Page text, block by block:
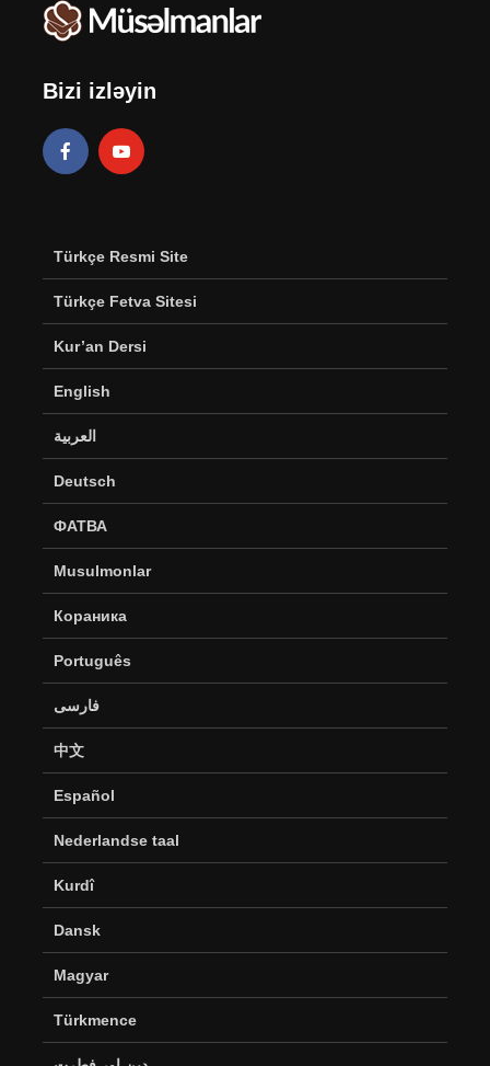
Bizi izləyin
Türkçe Resmi Site
Türkçe Fetva Sitesi
Kur’an Dersi
English
العربية
Deutsch
ФАТВА
Musulmonlar
Кораника
Português
فارسی
中文
Español
Nederlandse taal
Kurdî
Dansk
Magyar
Türkmence